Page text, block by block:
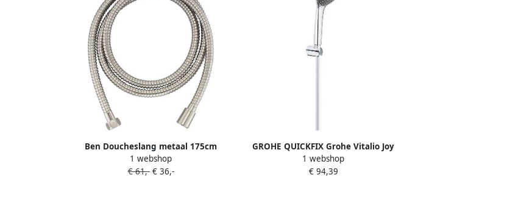
Ben Doucheslang metaal 175cm
Geborsteld Nickel
1 webshop
€ 61,-€ 36,-
GROHE QUICKFIX Grohe Vitalio Joy
handdouche 110mm 8l min 1
straalsoort antikalksysteem
1 webshop
€ 94,39